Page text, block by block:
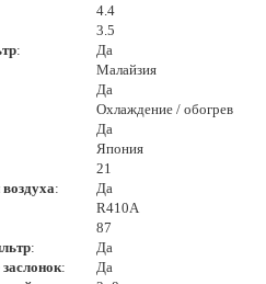
4.4
3.5
:
Да
Малайзия
Да
Охлаждение / обогрев
Да
Япония
21
:
Да
R410A
87
:
Да
:
Да